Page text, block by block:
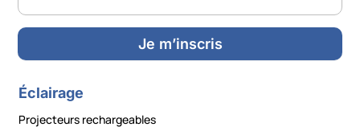
Je m’inscris
Éclairage
Projecteurs rechargeables